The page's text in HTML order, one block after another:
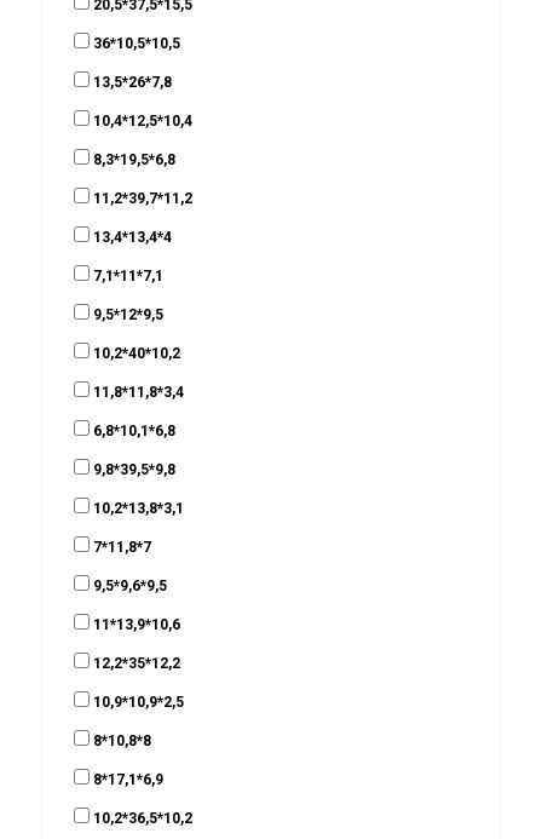
20,5*37,5*15,5
36*10,5*10,5
13,5*26*7,8
10,4*12,5*10,4
8,3*19,5*6,8
11,2*39,7*11,2
13,4*13,4*4
7,1*11*7,1
9,5*12*9,5
10,2*40*10,2
11,8*11,8*3,4
6,8*10,1*6,8
9,8*39,5*9,8
10,2*13,8*3,1
7*11,8*7
9,5*9,6*9,5
11*13,9*10,6
12,2*35*12,2
10,9*10,9*2,5
8*10,8*8
8*17,1*6,9
10,2*36,5*10,2